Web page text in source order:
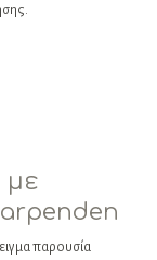
με
παρουσία